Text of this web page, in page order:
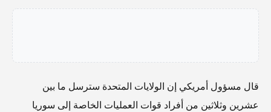
قال مسؤول أمريكي إن الولايات المتحدة سترسل ما بين
عشرين وثلاثين من أفراد قوات العمليات الخاصة إلى سوريا